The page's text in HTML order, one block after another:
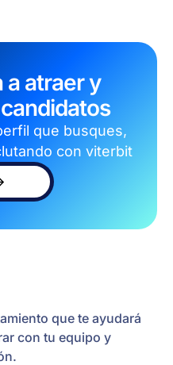
a atraer y
que busques,
con viterbit
que te ayudará
con tu equipo y